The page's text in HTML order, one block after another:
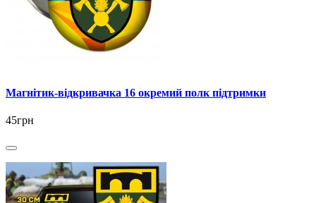
Магнітик-відкривачка 16 окремий полк підтримки
45грн